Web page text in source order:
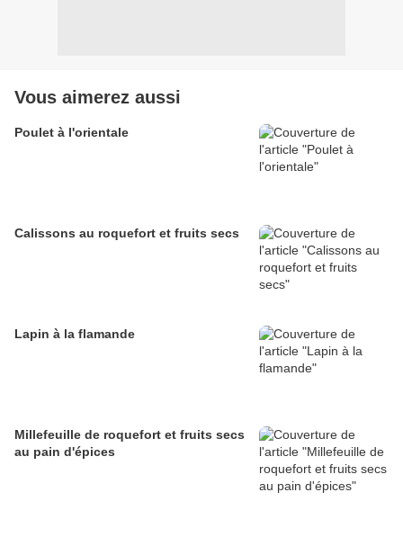
Vous aimerez aussi
Poulet à l'orientale
Calissons au roquefort et fruits secs
Lapin à la flamande
Millefeuille de roquefort et fruits secs
au pain d'épices